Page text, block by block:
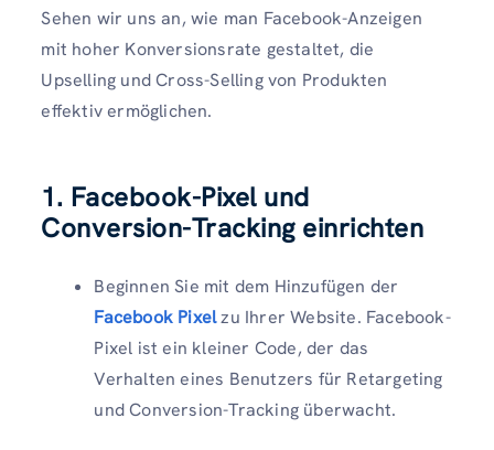
Sehen wir uns an, wie man Facebook-Anzeigen
mit hoher Konversionsrate gestaltet, die
Upselling und Cross-Selling von Produkten
effektiv ermöglichen.
1. Facebook-Pixel und
Conversion-Tracking einrichten
Beginnen Sie mit dem Hinzufügen der
Facebook Pixel zu Ihrer Website. Facebook-
Pixel ist ein kleiner Code, der das
Verhalten eines Benutzers für Retargeting
und Conversion-Tracking überwacht.